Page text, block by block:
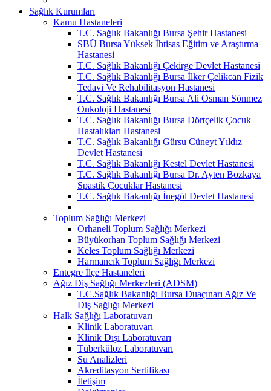
Sağlık Kurumları
Kamu Hastaneleri
T.C. Sağlık Bakanlığı Bursa Şehir Hastanesi
SBÜ Bursa Yüksek İhtisas Eğitim ve Araştırma
Hastanesi
T.C. Sağlık Bakanlığı Çekirge Devlet Hastanesi
T.C. Sağlık Bakanlığı Bursa İlker Çelikcan Fizik
Tedavi Ve Rehabilitasyon Hastanesi
T.C. Sağlık Bakanlığı Bursa Ali Osman Sönmez
Onkoloji Hastanesi
T.C. Sağlık Bakanlığı Bursa Dörtçelik Çocuk
Hastalıkları Hastanesi
T.C. Sağlık Bakanlığı Gürsu Cüneyt Yıldız
Devlet Hastanesi
T.C. Sağlık Bakanlığı Kestel Devlet Hastanesi
T.C. Sağlık Bakanlığı Bursa Dr. Ayten Bozkaya
Spastik Çocuklar Hastanesi
T.C. Sağlık Bakanlığı İnegöl Devlet Hastanesi
Toplum Sağlığı Merkezi
Orhaneli Toplum Sağlığı Merkezi
Büyükorhan Toplum Sağlığı Merkezi
Keles Toplum Sağlığı Merkezi
Harmancık Toplum Sağlığı Merkezi
Entegre İlçe Hastaneleri
Ağız Diş Sağlığı Merkezleri (ADSM)
T.C.Sağlık Bakanlığı Bursa Duaçınarı Ağız Ve
Diş Sağlığı Merkezi
Halk Sağlığı Laboratuvarı
Klinik Laboratuvarı
Klinik Dışı Laboratuvarı
Tüberküloz Laboratuvarı
Su Analizleri
Akreditasyon Sertifikası
İletişim